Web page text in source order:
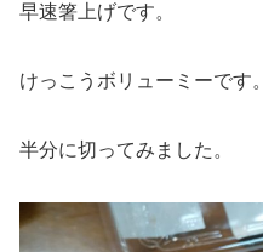
早速箸上げです。
けっこうボリューミーです。
半分に切ってみました。